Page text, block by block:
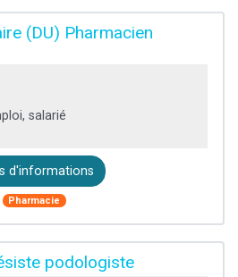
(DU) Pharmacien
salarié
d'informations
Pharmacie
podologiste